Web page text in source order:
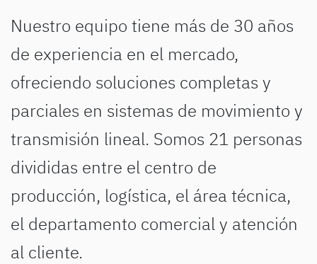
Nuestro equipo tiene más de 30 años
de experiencia en el mercado,
ofreciendo soluciones completas y
parciales en sistemas de movimiento y
transmisión lineal. Somos 21 personas
divididas entre el centro de
producción, logística, el área técnica,
el departamento comercial y atención
al cliente.